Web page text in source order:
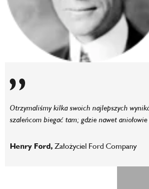
Otrzymaliśmy kilka swoich najlepszych
szaleńcom biegać tam; gdzie nawet
Henry Ford, Założyciel Ford Company